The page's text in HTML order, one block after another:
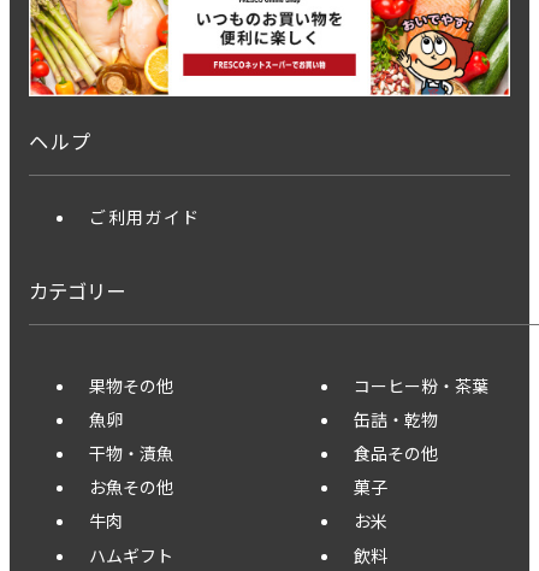
ヘルプ
ご利用ガイド
カテゴリー
果物その他
魚卵
干物・漬魚
お魚その他
牛肉
ハムギフト
コーヒー粉・茶葉
缶詰・乾物
食品その他
菓子
お米
飲料